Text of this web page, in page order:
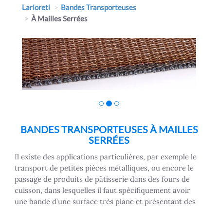
Larioreti
Bandes Transporteuses
À Mailles Serrées
BANDES TRANSPORTEUSES À MAILLES
SERRÉES
Il existe des applications particulières, par exemple le
transport de petites pièces métalliques, ou encore le
passage de produits de pâtisserie dans des fours de
cuisson, dans lesquelles il faut spécifiquement avoir
une bande d’une surface très plane et présentant des